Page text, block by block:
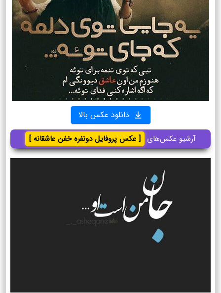
دانلود عکس بالا
آرشیو عکس‌های [ عکس پروفایل دونفره خفن عاشقانه ]